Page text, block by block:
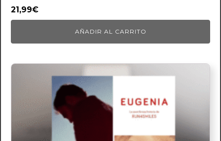
21,99€
AÑADIR AL CARRITO